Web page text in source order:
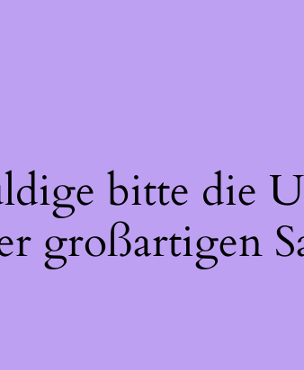
bitte die
großartigen